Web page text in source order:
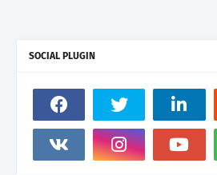
SOCIAL PLUGIN